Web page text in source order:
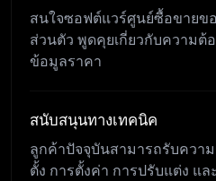
สนใจซอฟต์แวร์ศูนย์ซื้อขายขอ
ส่วนตัว พูดคุยเกี่ยวกับความต้
ข้อมูลราคา
สนับสนุนทางเทคนิค
ลูกค้าปัจจุบันสามารถรับควา
ตั้ง การตั้งค่า การปรับแต่ง แ